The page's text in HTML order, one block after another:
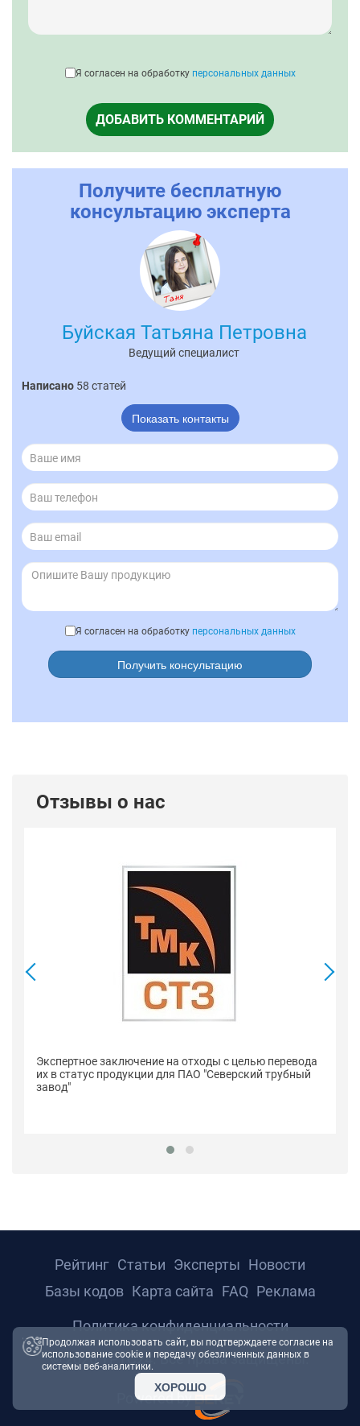
Я согласен на обработку персональных данных
ДОБАВИТЬ КОММЕНТАРИЙ
Получите бесплатную
консультацию эксперта
Буйская Татьяна Петровна
Ведущий специалист
Написано 58 статей
Показать контакты
Я согласен на обработку персональных данных
Получить консультацию
Отзывы о нас
Экспертное заключение на отходы с целью перевода
их в статус продукции для ПАО "Северский трубный
завод"
© 2026 ТРТС24. Все права защищены.
Powered by
Рейтинг Статьи Эксперты Новости
Базы кодов Карта сайта FAQ Реклама
Политика конфиденциальности
Продолжая использовать сайт, вы подтверждаете согласие на
использование cookie и передачу обезличенных данных в
системы веб-аналитики.
ХОРОШО